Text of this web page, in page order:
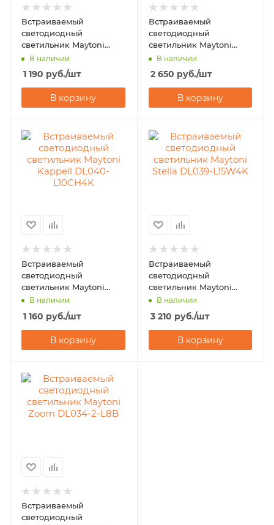
Встраиваемый
светодиодный
светильник Maytoni
Phanton DL2001-L7W4K
В наличии
1 190 руб./шт
В корзину
Встраиваемый
светодиодный
светильник Maytoni
Elem DL052-L12B4K
В наличии
2 650 руб./шт
В корзину
Встраиваемый
светодиодный
светильник Maytoni
Kappell DL040-L10CH4K
В наличии
1 160 руб./шт
В корзину
Встраиваемый
светодиодный
светильник Maytoni
Stella DL039-L15W4K
В наличии
3 210 руб./шт
В корзину
Встраиваемый
светодиодный